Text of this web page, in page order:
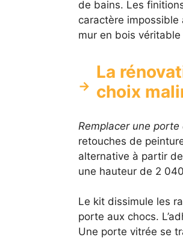
de bains. Les
caractère
mur en bois véritable
La
choix
Remplacer une
retouches de
alternative à partir
une hauteur de 2
Le kit dissimule les
porte aux chocs.
Une porte vitrée se